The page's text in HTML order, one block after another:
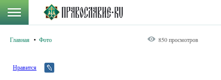
Главная Фото 850 просмотров
Нравится